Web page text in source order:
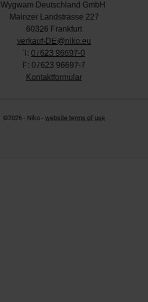
Wygwam Deutschland GmbH
Mainzer Landstrasse 227
60326 Frankfurt
verkauf-DE@niko.eu
T: 07623 96697-0
F: 07623 96697-7
Kontaktformular
©2026 - Niko - website terms of use